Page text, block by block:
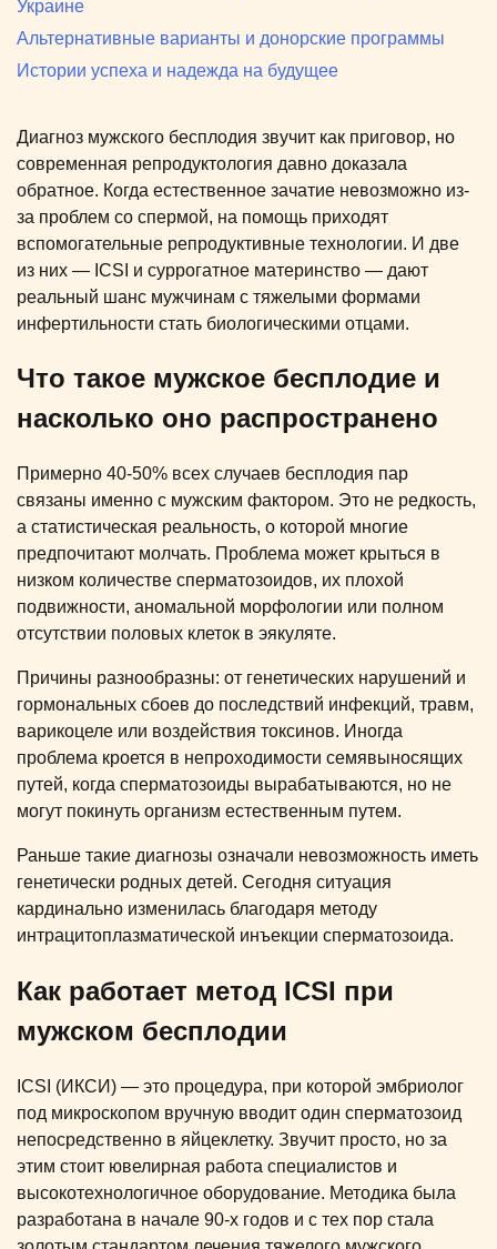
Украине
Альтернативные варианты и донорские программы
Истории успеха и надежда на будущее
Диагноз мужского бесплодия звучит как приговор, но
современная репродуктология давно доказала
обратное. Когда естественное зачатие невозможно из-
за проблем со спермой, на помощь приходят
вспомогательные репродуктивные технологии. И две
из них — ICSI и суррогатное материнство — дают
реальный шанс мужчинам с тяжелыми формами
инфертильности стать биологическими отцами.
Что такое мужское бесплодие и
насколько оно распространено
Примерно 40-50% всех случаев бесплодия пар
связаны именно с мужским фактором. Это не редкость,
а статистическая реальность, о которой многие
предпочитают молчать. Проблема может крыться в
низком количестве сперматозоидов, их плохой
подвижности, аномальной морфологии или полном
отсутствии половых клеток в эякуляте.
Причины разнообразны: от генетических нарушений и
гормональных сбоев до последствий инфекций, травм,
варикоцеле или воздействия токсинов. Иногда
проблема кроется в непроходимости семявыносящих
путей, когда сперматозоиды вырабатываются, но не
могут покинуть организм естественным путем.
Раньше такие диагнозы означали невозможность иметь
генетически родных детей. Сегодня ситуация
кардинально изменилась благодаря методу
интрацитоплазматической инъекции сперматозоида.
Как работает метод ICSI при
мужском бесплодии
ICSI (ИКСИ) — это процедура, при которой эмбриолог
под микроскопом вручную вводит один сперматозоид
непосредственно в яйцеклетку. Звучит просто, но за
этим стоит ювелирная работа специалистов и
высокотехнологичное оборудование. Методика была
разработана в начале 90-х годов и с тех пор стала